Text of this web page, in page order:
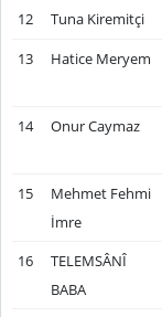
12 Tuna Kiremitçi
13 Hatice Meryem
14 Onur Caymaz
15
Mehmet Fehmi
İmre
16
TELEMSÂNÎ
BABA